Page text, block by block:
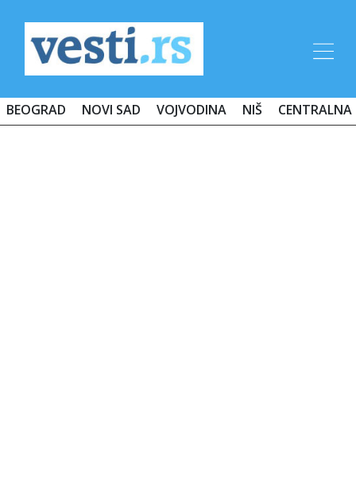
BEOGRAD NOVI SAD VOJVODINA NIŠ CENTRALNA